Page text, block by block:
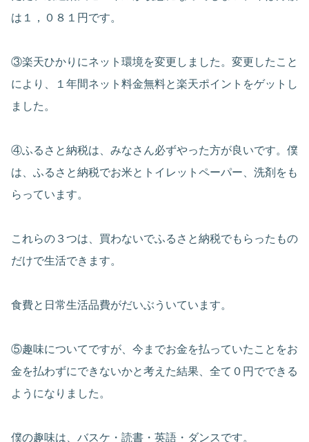
は１，０８１円です。
③楽天ひかりにネット環境を変更しました。変更したこと
により、１年間ネット料金無料と楽天ポイントをゲットし
ました。
④ふるさと納税は、みなさん必ずやった方が良いです。僕
は、ふるさと納税でお米とトイレットペーパー、洗剤をも
らっています。
これらの３つは、買わないでふるさと納税でもらったもの
だけで生活できます。
食費と日常生活品費がだいぶういています。
⑤趣味についてですが、今までお金を払っていたことをお
金を払わずにできないかと考えた結果、全て０円でできる
ようになりました。
僕の趣味は、バスケ・読書・英語・ダンスです。